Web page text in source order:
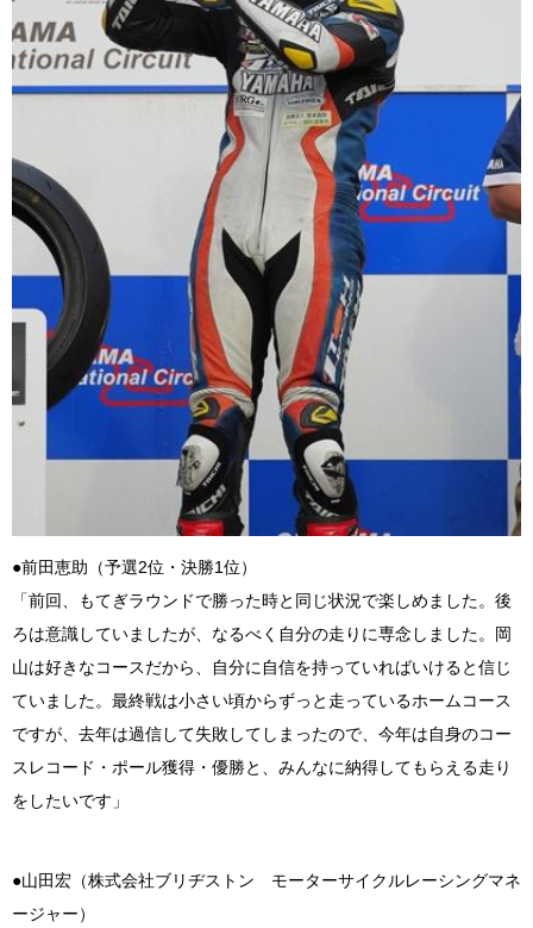
●前田恵助（予選2位・決勝1位）
「前回、もてぎラウンドで勝った時と同じ状況で楽しめました。後
ろは意識していましたが、なるべく自分の走りに専念しました。岡
山は好きなコースだから、自分に自信を持っていればいけると信じ
ていました。最終戦は小さい頃からずっと走っているホームコース
ですが、去年は過信して失敗してしまったので、今年は自身のコー
スレコード・ポール獲得・優勝と、みんなに納得してもらえる走り
をしたいです」
●山田宏（株式会社ブリヂストン モーターサイクルレーシングマネ
ージャー）